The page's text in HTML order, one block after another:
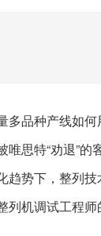
多品种产线如何
趋势下，整列技
列机调试工程师